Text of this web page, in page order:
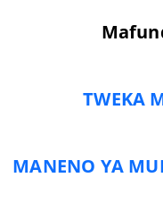
TWEKA
MANENO YA